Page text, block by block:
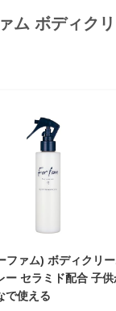
ム ボディク
ファム) ボディクリ
ー セラミド配合 子供
で使える